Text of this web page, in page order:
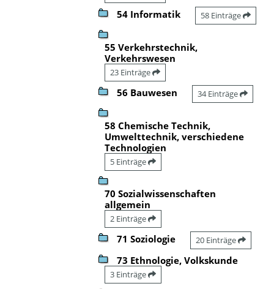
54 Informatik 58 Einträge
55 Verkehrstechnik,
Verkehrswesen
23 Einträge
56 Bauwesen 34 Einträge
58 Chemische Technik,
Umwelttechnik, verschiedene
Technologien
5 Einträge
70 Sozialwissenschaften
allgemein
2 Einträge
71 Soziologie 20 Einträge
73 Ethnologie, Volkskunde
3 Einträge